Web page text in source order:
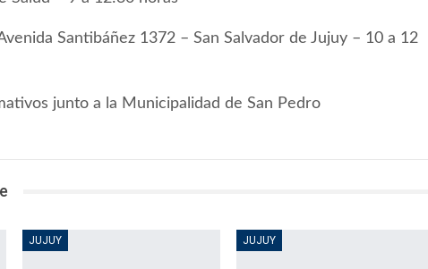
Santibáñez 1372 – San Salvador de Jujuy – 10 a 12
junto a la Municipalidad de San Pedro
JUJUY JUJUY